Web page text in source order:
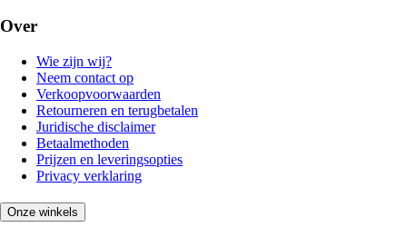
Over
Wie zijn wij?
Neem contact op
Verkoopvoorwaarden
Retourneren en terugbetalen
Juridische disclaimer
Betaalmethoden
Prijzen en leveringsopties
Privacy verklaring
Onze winkels